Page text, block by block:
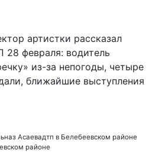
артистки рассказал
28 февраля: водитель
из-за непогоды, четыре
ближайшие выступления
Асаевадтп в Белебеевском районе
районе